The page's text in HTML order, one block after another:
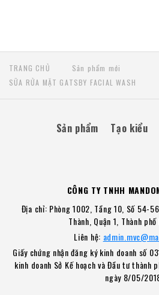
TRANG CHỦ
Sản phẩm mới
SỮA RỬA MẶT GATSBY FACIAL WASH
CÔNG TY TNHH
Địa chỉ: Phòng 1002, Tầng 10, Số 54-
Thành, Quận 1, Thành
Liên hệ:
Giấy chứng nhận đăng ký kinh doanh số
kinh doanh Sở Kế hoạch và Đầu tư thành
ngày 8/05/
Sản phẩm Tạo kiểu